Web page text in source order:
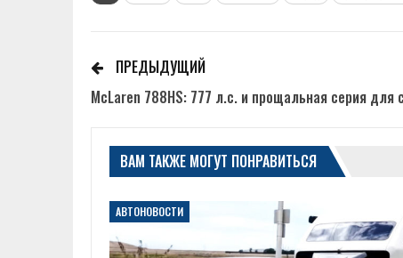
ПРЕДЫДУЩИЙ
McLaren 788HS: 777 л.с. и прощальная серия для
ВАМ ТАКЖЕ МОГУТ ПОНРАВИТЬСЯ
АВТОНОВОСТИ